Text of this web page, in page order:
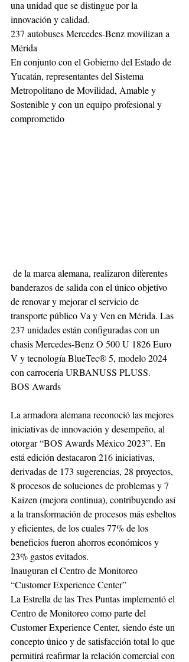
una unidad que se distingue por la
innovación y calidad.
237 autobuses Mercedes-Benz movilizan a
Mérida
En conjunto con el Gobierno del Estado de
Yucatán, representantes del Sistema
Metropolitano de Movilidad, Amable y
Sostenible y con un equipo profesional y
comprometido
banderazos de salida con el único objetivo
de renovar y mejorar el servicio de
transporte público Va y Ven en Mérida. Las
237 unidades están configuradas con un
chasis Mercedes-Benz O 500 U 1826 Euro
V y tecnología BlueTec® 5, modelo 2024
con carrocería URBANUSS PLUSS.
BOS Awards
La armadora alemana reconoció las mejores
iniciativas de innovación y desempeño, al
otorgar “BOS Awards México 2023”. En
está edición destacaron 216 iniciativas,
derivadas de 173 sugerencias, 28 proyectos,
8 procesos de soluciones de problemas y 7
Kaizen (mejora continua), contribuyendo así
a la transformación de procesos más esbeltos
y eficientes, de los cuales 77% de los
beneficios fueron ahorros económicos y
23% gastos evitados.
Inauguran el Centro de Monitoreo
“Customer Experience Center”
La Estrella de las Tres Puntas implementó el
Centro de Monitoreo como parte del
Customer Experience Center, siendo éste un
concepto único y de satisfacción total lo que
permitirá reafirmar la relación comercial con